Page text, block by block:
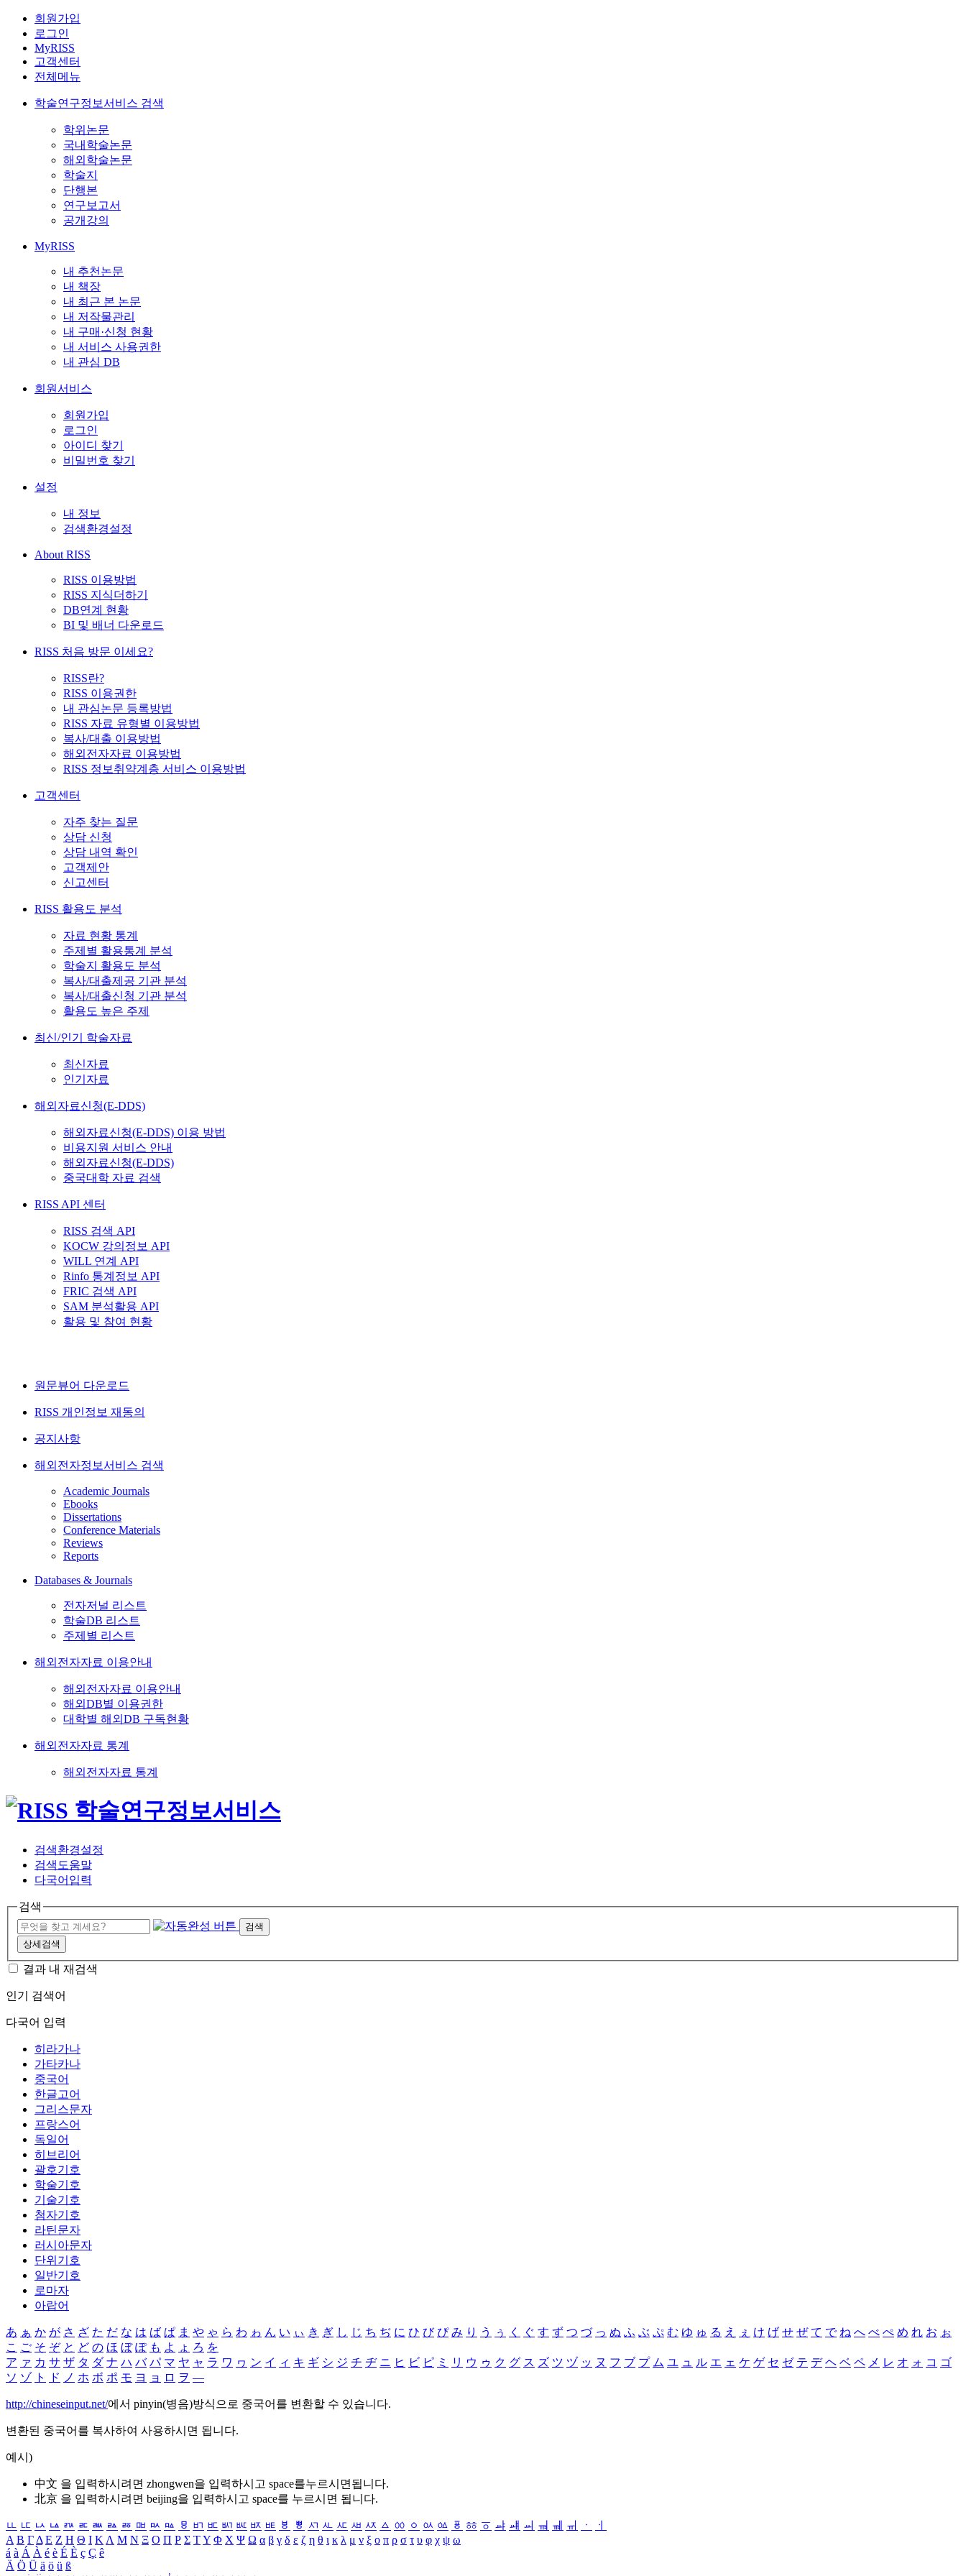
회원가입
로그인
MyRISS
고객센터
전체메뉴
학술연구정보서비스 검색
학위논문
국내학술논문
해외학술논문
학술지
단행본
연구보고서
공개강의
MyRISS
내 추천논문
내 책장
내 최근 본 논문
내 저작물관리
내 구매·신청 현황
내 서비스 사용권한
내 관심 DB
회원서비스
회원가입
로그인
아이디 찾기
비밀번호 찾기
설정
내 정보
검색환경설정
About RISS
RISS 이용방법
RISS 지식더하기
DB연계 현황
BI 및 배너 다운로드
RISS 처음 방문 이세요?
RISS란?
RISS 이용권한
내 관심논문 등록방법
RISS 자료 유형별 이용방법
복사/대출 이용방법
해외전자자료 이용방법
RISS 정보취약계층 서비스 이용방법
고객센터
자주 찾는 질문
상담 신청
상담 내역 확인
고객제안
신고센터
RISS 활용도 분석
자료 현황 통계
주제별 활용통계 분석
학술지 활용도 분석
복사/대출제공 기관 분석
복사/대출신청 기관 분석
활용도 높은 주제
최신/인기 학술자료
최신자료
인기자료
해외자료신청(E-DDS)
해외자료신청(E-DDS) 이용 방법
비용지원 서비스 안내
해외자료신청(E-DDS)
중국대학 자료 검색
RISS API 센터
RISS 검색 API
KOCW 강의정보 API
WILL 연계 API
Rinfo 통계정보 API
FRIC 검색 API
SAM 분석활용 API
활용 및 참여 현황
원문뷰어 다운로드
RISS 개인정보 재동의
공지사항
해외전자정보서비스 검색
Academic Journals
Ebooks
Dissertations
Conference Materials
Reviews
Reports
Databases & Journals
전자저널 리스트
학술DB 리스트
주제별 리스트
해외전자자료 이용안내
해외전자자료 이용안내
해외DB별 이용권한
대학별 해외DB 구독현황
해외전자자료 통계
해외전자자료 통계
검색환경설정
검색도움말
다국어입력
검색
검색
상세검색
결과 내 재검색
인기 검색어
다국어 입력
히라가나
가타카나
중국어
한글고어
그리스문자
프랑스어
독일어
히브리어
괄호기호
학술기호
기술기호
첨자기호
라틴문자
러시아문자
단위기호
일반기호
로마자
아랍어
あ ぁ か が さ ざ た だ な は ば ぱ ま や ゃ ら わ ゎ ん い ぃ き ぎ し じ ち ぢ に ひ び ぴ み り う ぅ く ぐ す ず つ づ っ ぬ ふ ぶ ぷ む ゆ ゅ る え ぇ け げ せ ぜ て で ね へ べ ぺ め れ お ぉ
こ ご そ ぞ と ど の ほ ぼ ぽ も よ ょ ろ を
ア ァ カ サ ザ タ ダ ナ ハ バ パ マ ヤ ャ ラ ワ ヮ ン イ ィ キ ギ シ ジ チ ヂ ニ ヒ ビ ピ ミ リ ウ ゥ ク グ ス ズ ツ ヅ ッ ヌ フ ブ プ ム ユ ュ ル エ ェ ケ ゲ セ ゼ テ デ ヘ ベ ペ メ レ オ ォ コ ゴ
ソ ゾ ト ド ノ ホ ボ ポ モ ヨ ョ ロ ヲ ―
http://chineseinput.net/에서 pinyin(병음)방식으로 중국어를 변환할 수 있습니다.
변환된 중국어를 복사하여 사용하시면 됩니다.
예시)
中文 을 입력하시려면 zhongwen을 입력하시고 space를누르시면됩니다.
北京 을 입력하시려면 beijing을 입력하시고 space를 누르시면 됩니다.
ㅥ ㅦ ㅧ ㅨ ㅩ ㅪ ㅫ ㅬ ㅭ ㅮ ㅯ ㅰ ㅱ ㅲ ㅳ ㅴ ㅵ ㅶ ㅷ ㅸ ㅹ ㅺ ㅻ ㅼ ㅽ ㅾ ㅿ ㆀ ㆁ ㆂ ㆃ ㆄ ㆅ ㆆ ㆇ ㆈ ㆉ ㆊ ㆋ ㆌ ㆍ
ㆎ
Α Β ΓΔ Ε Ζ Η Θ Ι ΚΛ Μ Ν Ξ Ο Π Ρ Σ ΤΥ Φ Χ Ψ Ω α β γ δ ε ζ η θ ι κ λ μ ν ξ ο π ρ σ τ υ φ χ ψ ω
á à Á À é è É È ç Ç ê
Ä Ö Ü ä ö ü ß